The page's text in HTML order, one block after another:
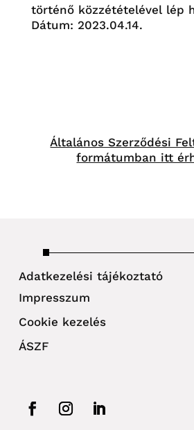
történő közzétételével lép
Dátum: 2023.04.14.
Általános Szerződési
formátumban itt
Adatkezelési tájékoztató
Impresszum
Cookie kezelés
ÁSZF